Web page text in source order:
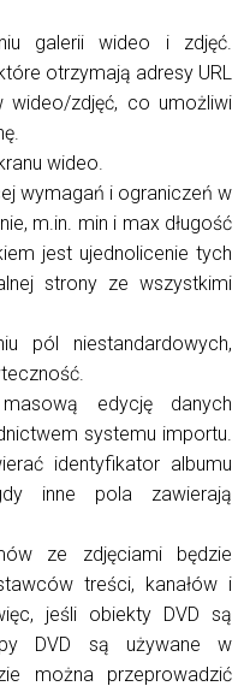
galerii wideo i zdjęć.
otrzymają adresy URL
zdjęć, co umożliwi
wideo.
wymagań i ograniczeń w
m.in. min i max długość
jest ujednolicenie tych
strony ze wszystkimi
pól niestandardowych,
edycję danych
systemu importu.
identyfikator albumu
inne pola zawierają
ze zdjęciami będzie
treści, kanałów i
jeśli obiekty DVD są
DVD są używane w
można przeprowadzić